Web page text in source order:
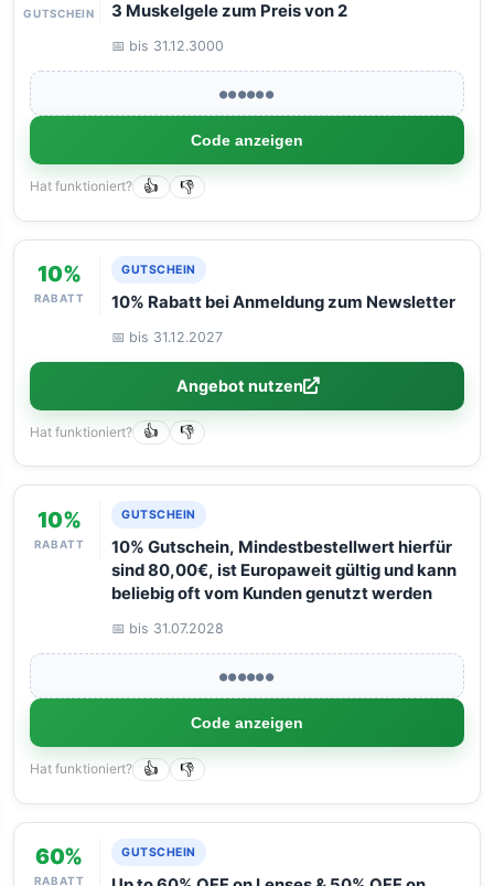
GUTSCHEIN 3 Muskelgele zum Preis von 2
📅 bis 31.12.3000
●●●●●●
Code anzeigen
Hat funktioniert? 👍 👎
10%
RABATT
GUTSCHEIN
10% Rabatt bei Anmeldung zum Newsletter
📅 bis 31.12.2027
Angebot nutzen
Hat funktioniert? 👍 👎
10%
RABATT
GUTSCHEIN
10% Gutschein, Mindestbestellwert hierfür
sind 80,00€, ist Europaweit gültig und kann
beliebig oft vom Kunden genutzt werden
📅 bis 31.07.2028
●●●●●●
Code anzeigen
Hat funktioniert? 👍 👎
60%
RABATT
GUTSCHEIN